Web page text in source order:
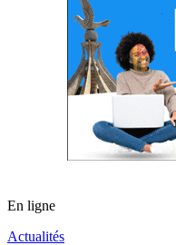
En ligne
Actualités